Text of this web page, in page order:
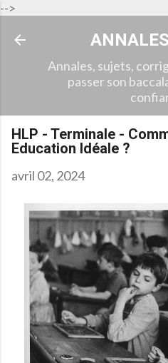
-->
Accéder au
Annales, sujets,
passer son
HLP - Terminale -
Education Idéale ?
avril 02, 2024